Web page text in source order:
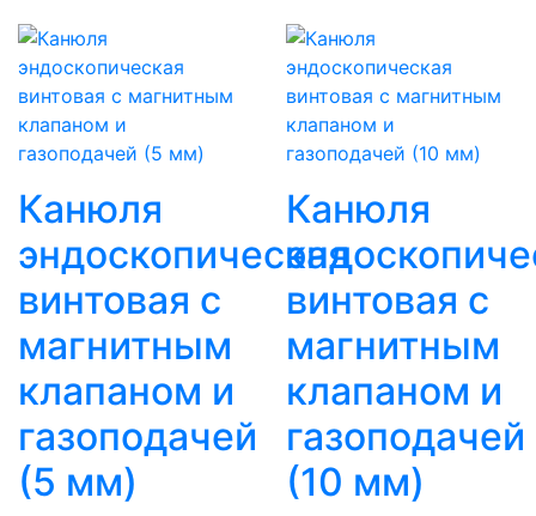
Канюля
эндоскопическая
винтовая с
магнитным
клапаном и
газоподачей
(5 мм)
Канюля
винтовая с
магнитным
клапаном и
газоподачей
(10 мм)